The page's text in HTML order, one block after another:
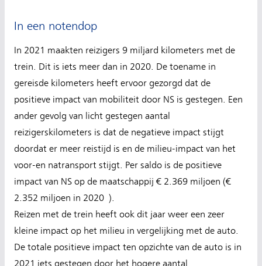
In een notendop
In 2021 maakten reizigers 9 miljard kilometers met de
trein. Dit is iets meer dan in 2020. De toename in
gereisde kilometers heeft ervoor gezorgd dat de
positieve impact van mobiliteit door NS is gestegen. Een
ander gevolg van licht gestegen aantal
reizigerskilometers is dat de negatieve impact stijgt
doordat er meer reistijd is en de milieu-impact van het
voor-en natransport stijgt. Per saldo is de positieve
impact van NS op de maatschappij € 2.369 miljoen (€
2.352 miljoen in 2020 ).
Reizen met de trein heeft ook dit jaar weer een zeer
kleine impact op het milieu in vergelijking met de auto.
De totale positieve impact ten opzichte van de auto is in
2021 iets gestegen door het hogere aantal